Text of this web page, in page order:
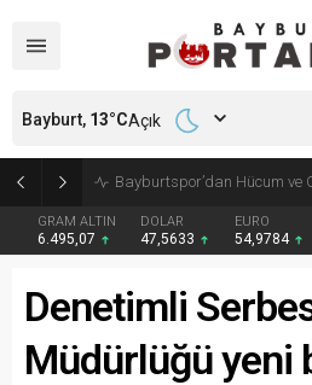
Bayburt’ta Minik
GRAM ALTIN
6.495,07
DOLAR
47,5633
EURO
54,9784
Bayburt, 13°CAçık
Denetimli
Müdürlüğü yeni